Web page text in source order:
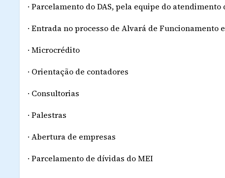
· Parcelamento do DAS, pela equipe do atendimento
· Entrada no processo de Alvará de
· Microcrédito
· Orientação de contadores
· Consultorias
· Palestras
· Abertura de empresas
· Parcelamento de dívidas do MEI